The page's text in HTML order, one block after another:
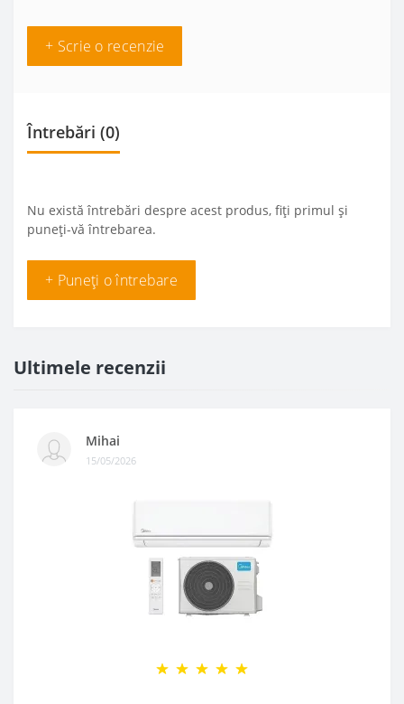
+ Scrie o recenzie
Întrebări (0)
Nu există întrebări despre acest produs, fiți primul și
puneți-vă întrebarea.
+ Puneți o întrebare
Ultimele recenzii
Mihai
15/05/2026